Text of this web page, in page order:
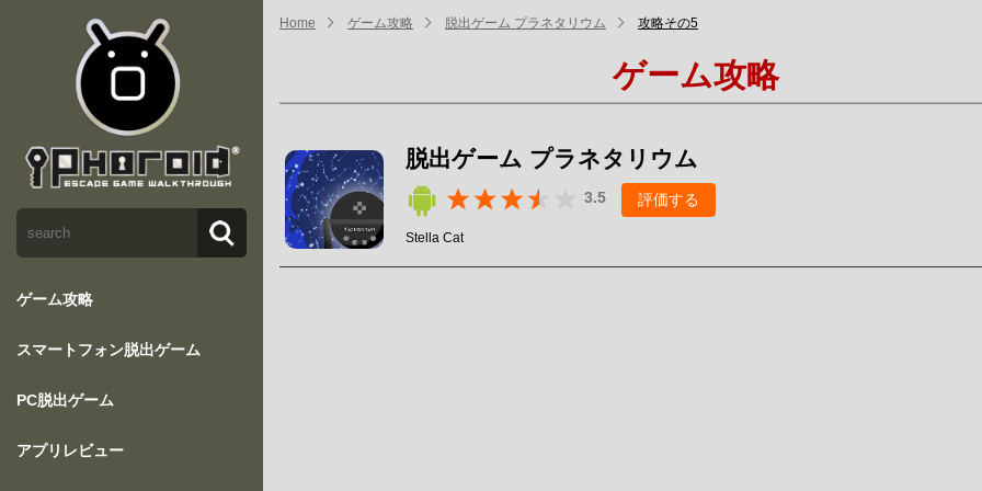
ゲーム攻略
スマートフォン脱出ゲーム
PC脱出ゲーム
アプリレビュー
Home ゲーム攻略 脱出ゲーム プラネタリウム 攻略その5
ゲーム攻略
脱出ゲーム プラネタリウム
3.5 評価する
Stella Cat